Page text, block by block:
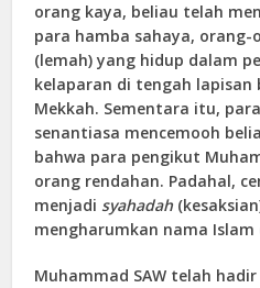
orang kaya, beliau telah
para hamba sahaya, orang-
(lemah) yang hidup dalam
kelaparan di tengah lapisan
Mekkah. Sementara itu,
senantiasa mencemooh
bahwa para pengikut
orang rendahan. Padahal,
menjadi syahadah
mengharumkan nama
Muhammad SAW telah